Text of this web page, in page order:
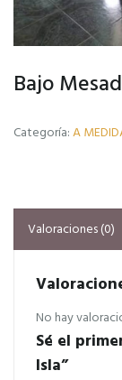
Bajo
Categoría:A
Valoraciones (0)
No hay
Sé el
Isla”